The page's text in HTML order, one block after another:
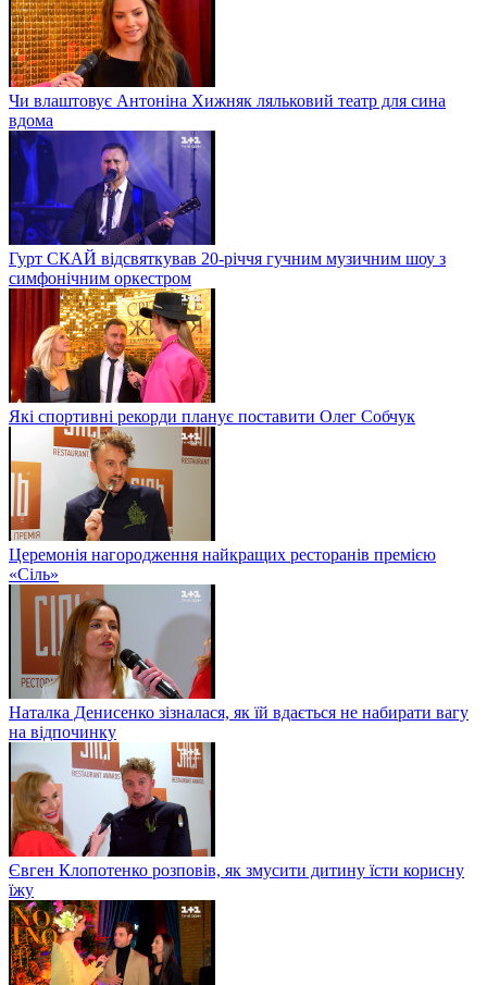
Чи влаштовує Антоніна Хижняк ляльковий театр для сина
вдома
Гурт СКАЙ відсвяткував 20-річчя гучним музичним шоу з
симфонічним оркестром
Які спортивні рекорди планує поставити Олег Собчук
Церемонія нагородження найкращих ресторанів премією
«Сіль»
Наталка Денисенко зізналася, як їй вдається не набирати вагу
на відпочинку
Євген Клопотенко розповів, як змусити дитину їсти корисну
їжу